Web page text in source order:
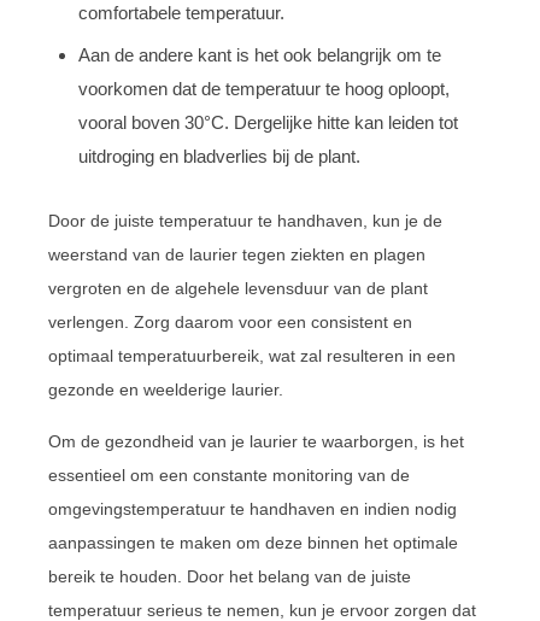
comfortabele temperatuur.
Aan de andere kant is het ook belangrijk om te
voorkomen dat de temperatuur te hoog oploopt,
vooral boven 30°C. Dergelijke hitte kan leiden tot
uitdroging en bladverlies bij de plant.
Door de juiste temperatuur te handhaven, kun je de
weerstand van de laurier tegen ziekten en plagen
vergroten en de algehele levensduur van de plant
verlengen. Zorg daarom voor een consistent en
optimaal temperatuurbereik, wat zal resulteren in een
gezonde en weelderige laurier.
Om de gezondheid van je laurier te waarborgen, is het
essentieel om een constante monitoring van de
omgevingstemperatuur te handhaven en indien nodig
aanpassingen te maken om deze binnen het optimale
bereik te houden. Door het belang van de juiste
temperatuur serieus te nemen, kun je ervoor zorgen dat